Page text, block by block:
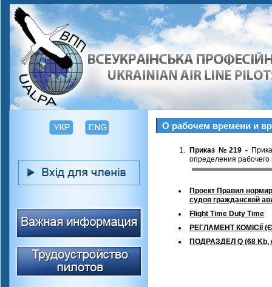
О рабочем времени и
Приказ №219 -
определения
Проект Правил
судов гражданской
Flight Time Duty Time
РЕГЛАМЕНТ КОМІСІЇ
ПОДРАЗДЕЛ Q (68 Kb,